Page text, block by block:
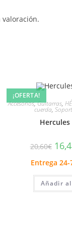
¡OFERTA!
Accesorios,Guitarras,
cuerda,
Hercules
20,60€
Entrega
Añadir